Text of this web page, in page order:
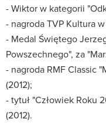
- Wiktor w kategorii
- nagroda TVP Kultura
- Medal Świętego
Powszechnego", za
- nagroda RMF Classic
(2012);
- tytuł "Człowiek Roku
(2012).